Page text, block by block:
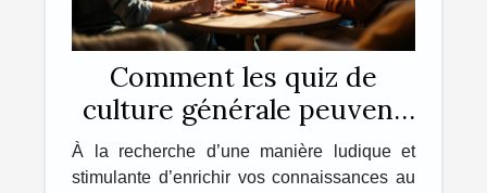
Comment les quiz de
culture générale peuvent
enrichir votre quotidien ?
À la recherche d’une manière ludique et
stimulante d’enrichir vos connaissances au